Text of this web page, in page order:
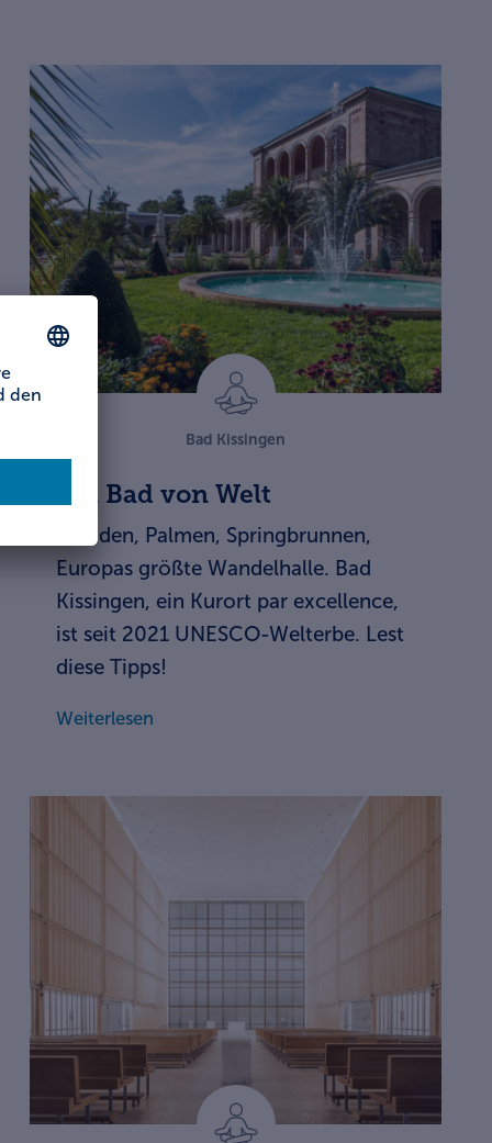
Bad Kissingen
Ein Bad von Welt
Arkaden, Palmen, Springbrunnen,
Europas größte Wandelhalle. Bad
Kissingen, ein Kurort par excellence,
ist seit 2021 UNESCO-Welterbe. Lest
diese Tipps!
Weiterlesen